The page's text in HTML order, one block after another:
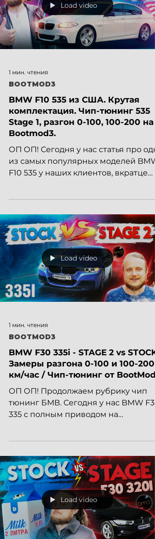
Load video
1 мин. чтения
BOOTMOD3
BMW F10 535 из США. Крутая
комплектация. Чип-тюнинг 535
Stage 1, разгон 0-100, 100-200 на
Bootmod3.
ОП ОП! Сегодня у нас статья про
из самых популярных моделей BMW
F10 535 у наших клиентов, вкратце
Load video
1 мин. чтения
BOOTMOD3
BMW F30 335i - STAGE 2 vs
Замеры разгона 0-100 и 100-200
км/час / Чип-тюнинг от
ОП ОП! Продолжаем рубрику чип
тюнинг БМВ. Сегодня у нас BMW F30
335 с полным приводом на
Load video